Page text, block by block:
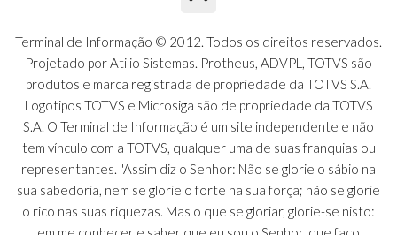
A1U - Intermediadores
A1V - Schemas - Gestao de Vendas
A1W - Campos do Schema
A1X - CFDI Complemento Carta Porte
A1Y - Carta Porte - Localizacoes
A1Z - Carta Porte - Operadores
A20 - Nota Explicativa - PCO
A21 - FONTES FINANC.PPA
A22 - Itens Fontes Financ.PPA
A23 - Inflacao para metas anuais
Terminal de Informação © 2012. Todos os direitos reservados.
Projetado por Atilio Sistemas. Protheus, ADVPL, TOTVS são
produtos e marca registrada de propriedade da TOTVS S.A.
Logotipos TOTVS e Microsiga são de propriedade da TOTVS
S.A. O Terminal de Informação é um site independente e não
tem vínculo com a TOTVS, qualquer uma de suas franquias ou
representantes. "Assim diz o Senhor: Não se glorie o sábio na
sua sabedoria, nem se glorie o forte na sua força; não se glorie
o rico nas suas riquezas. Mas o que se gloriar, glorie-se nisto: